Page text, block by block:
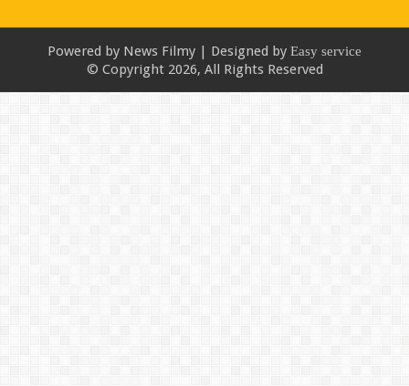
Powered by News Filmy | Designed by Easy service
© Copyright 2026, All Rights Reserved